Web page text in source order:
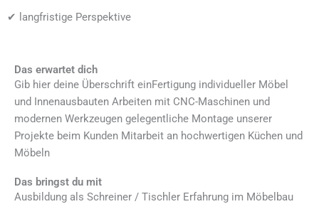
✔ langfristige Perspektive
Das erwartet dich
Gib hier deine Überschrift einFertigung individueller Möbel
und Innenausbauten Arbeiten mit CNC-Maschinen und
modernen Werkzeugen gelegentliche Montage unserer
Projekte beim Kunden Mitarbeit an hochwertigen Küchen und
Möbeln
Das bringst du mit
Ausbildung als Schreiner / Tischler Erfahrung im Möbelbau